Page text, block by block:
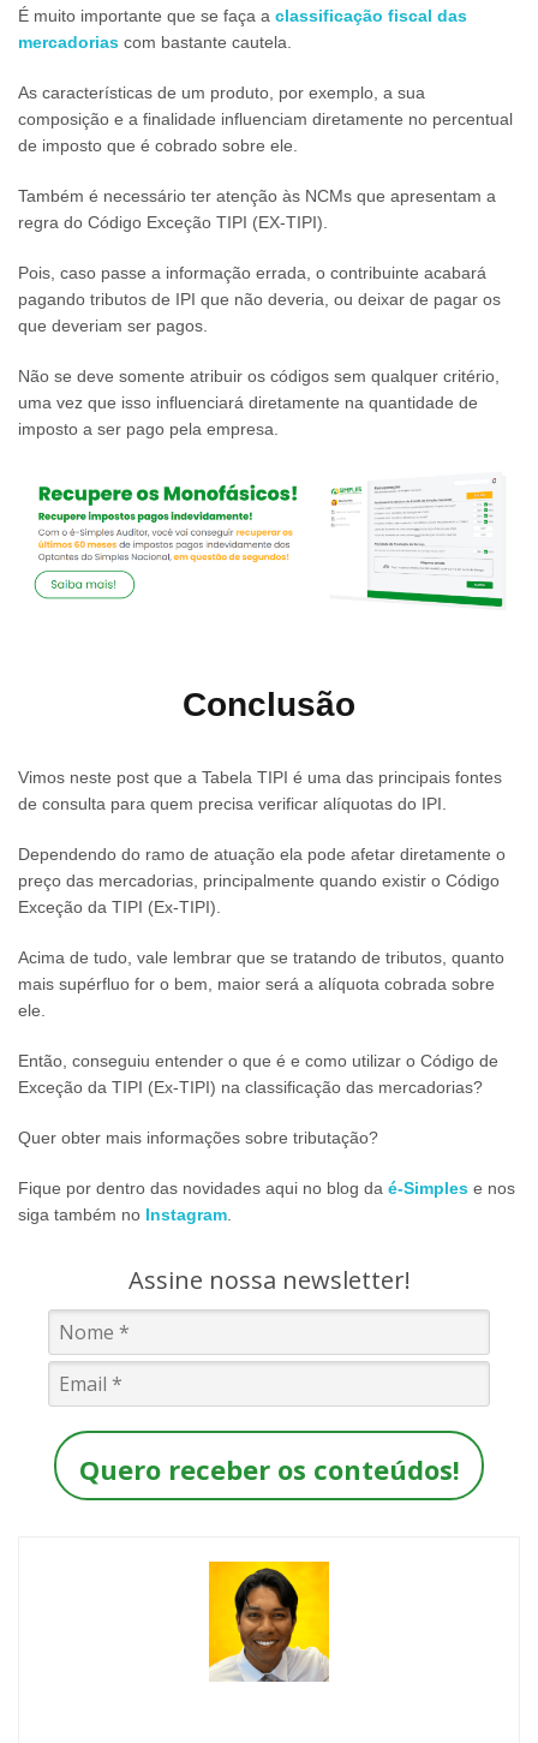
É muito importante que se faça a classificação fiscal das
mercadorias com bastante cautela.
As características de um produto, por exemplo, a sua
composição e a finalidade influenciam diretamente no percentual
de imposto que é cobrado sobre ele.
Também é necessário ter atenção às NCMs que apresentam a
regra do Código Exceção TIPI (EX-TIPI).
Pois, caso passe a informação errada, o contribuinte acabará
pagando tributos de IPI que não deveria, ou deixar de pagar os
que deveriam ser pagos.
Não se deve somente atribuir os códigos sem qualquer critério,
uma vez que isso influenciará diretamente na quantidade de
imposto a ser pago pela empresa.
Conclusão
Vimos neste post que a Tabela TIPI é uma das principais fontes
de consulta para quem precisa verificar alíquotas do IPI.
Dependendo do ramo de atuação ela pode afetar diretamente o
preço das mercadorias, principalmente quando existir o Código
Exceção da TIPI (Ex-TIPI).
Acima de tudo, vale lembrar que se tratando de tributos, quanto
mais supérfluo for o bem, maior será a alíquota cobrada sobre
ele.
Então, conseguiu entender o que é e como utilizar o Código de
Exceção da TIPI (Ex-TIPI) na classificação das mercadorias?
Quer obter mais informações sobre tributação?
Fique por dentro das novidades aqui no blog da é-Simples e nos
siga também no Instagram
Assine nossa newsletter!
Quero receber os conteúdos!